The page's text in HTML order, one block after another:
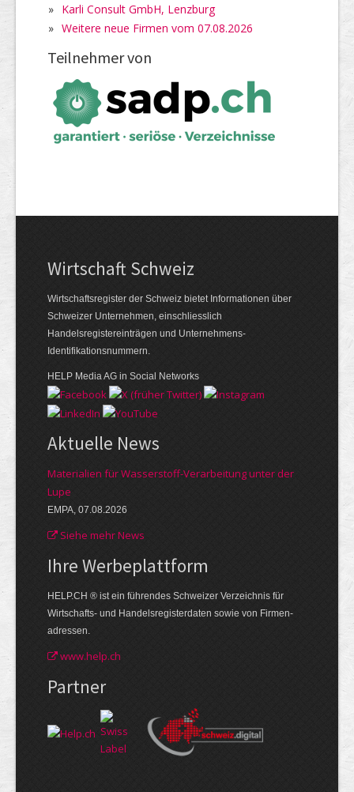
» Karli Consult GmbH, Lenzburg
» Weitere neue Firmen vom 07.08.2026
Teilnehmer von
Wirtschaft Schweiz
Wirtschaftsregister der Schweiz bietet Informationen über
Schweizer Unternehmen, einschliesslich
Handelsregistereinträgen und Unternehmens-
Identifikationsnummern.
HELP Media AG in Social Networks
Aktuelle News
Materialien für Wasserstoff-Verarbeitung unter der
Lupe
EMPA, 07.08.2026
Siehe mehr News
Ihre Werbe­plattform
HELP.CH ® ist ein führendes Schweizer Verzeichnis für
Wirtschafts- und Handelsregisterdaten sowie von Firmen­
adressen.
www.help.ch
Partner